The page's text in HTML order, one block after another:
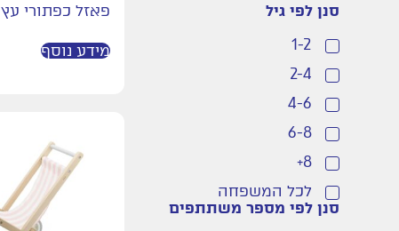
דמיון
תחושה
עגלות ובובות
בובות תאטרון
כלי נגינה
פינת משק בית
מגנטים
סנן לפי גיל
1-2
2-4
4-6
6-8
8+
לכל המשפחה
סנן לפי מספר משתתפים
פאזל כפתורי עץ
מידע נוסף